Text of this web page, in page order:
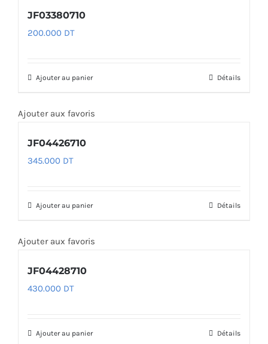
JF03380710
200.000 DT
Ajouter au panier Détails
Ajouter aux favoris
JF04426710
345.000 DT
Ajouter au panier Détails
Ajouter aux favoris
JF04428710
430.000 DT
Ajouter au panier Détails